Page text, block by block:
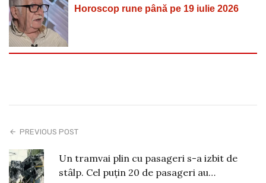
Horoscop rune până pe 19 iulie 2026
PREVIOUS POST
Un tramvai plin cu pasageri s-a izbit de
stâlp. Cel puțin 20 de pasageri au…